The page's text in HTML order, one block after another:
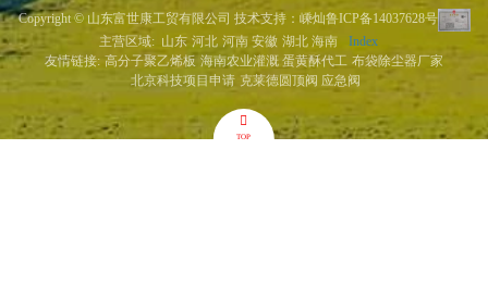
Copyright © 山东富世康工贸有限公司 技术支持：嵊灿鲁ICP备14037628号
主营区域: 山东 河北 河南 安徽 湖北 海南
Index
友情链接: 高分子聚乙烯板 海南农业灌溉 蛋黄酥代工 布袋除尘器厂家
北京科技项目申请 克莱德圆顶阀 应急阀
TOP